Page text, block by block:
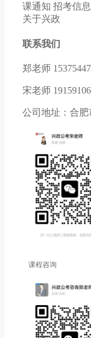
课通知 招考信息
关于兴政
联系我们
郑老师
宋老师
公司地址：合肥
课程咨询